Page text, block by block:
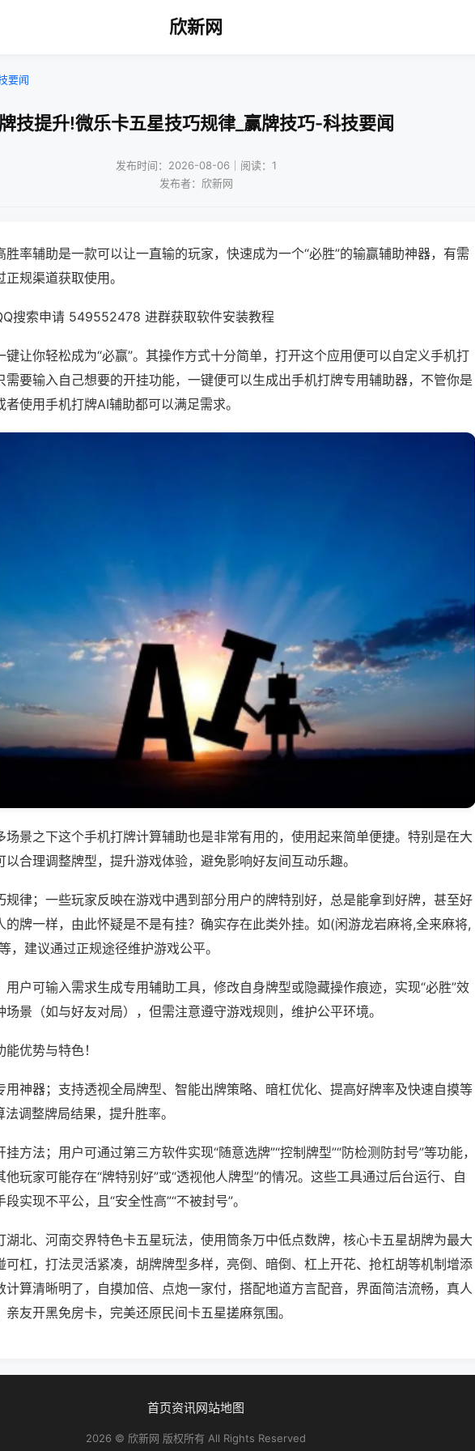
欣新网
要闻
牌技提升!微乐卡五星技巧规律_赢牌技巧-科技要闻
发布时间：2026-08-06｜阅读：1
发布者：欣新网
胜率辅助是一款可以让一直输的玩家，快速成为一个“必胜”的输赢辅助神器，有需
规渠道获取使用。
搜索申请 549552478 进群获取软件安装教程
键让你轻松成为“必赢”。其操作方式十分简单，打开这个应用便可以自定义手机打
需要输入自己想要的开挂功能，一键便可以生成出手机打牌专用辅助器，不管你是
使用手机打牌AI辅助都可以满足需求。
场景之下这个手机打牌计算辅助也是非常有用的，使用起来简单便捷。特别是在大
以合理调整牌型，提升游戏体验，避免影响好友间互动乐趣。
规律；一些玩家反映在游戏中遇到部分用户的牌特别好，总是能拿到好牌，甚至好
的牌一样，由此怀疑是不是有挂？确实存在此类外挂。如(闲游龙岩麻将,全来麻将,
，建议通过正规途径维护游戏公平。
用户可输入需求生成专用辅助工具，修改自身牌型或隐藏操作痕迹，实现“必胜”效
场景（如与好友对局），但需注意遵守游戏规则，维护公平环境。
优势与特色！
用神器；支持透视全局牌型、智能出牌策略、暗杠优化、提高好牌率及快速自摸等
调整牌局结果，提升胜率。
方法；用户可通过第三方软件实现“随意选牌”“控制牌型”“防检测防封号”等功能，
他玩家可能存在“牌特别好”或“透视他人牌型”的情况。这些工具通过后台运行、自
实现不平公，且“安全性高”“不被封号”。
湖北、河南交界特色卡五星玩法，使用筒条万中低点数牌，核心卡五星胡牌为最大
可杠，打法灵活紧凑，胡牌牌型多样，亮倒、暗倒、杠上开花、抢杠胡等机制增添
计算清晰明了，自摸加倍、点炮一家付，搭配地道方言配音，界面简洁流畅，真人
亲友开黑免房卡，完美还原民间卡五星搓麻氛围。
首页资讯网站地图
2026 © 欣新网 版权所有 All Rights Reserved